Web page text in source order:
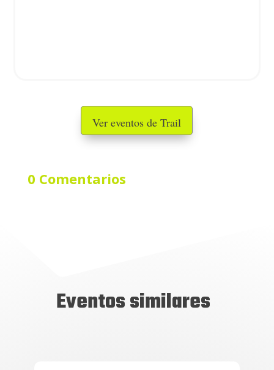
Ver eventos de Trail
0 Comentarios
Eventos similares